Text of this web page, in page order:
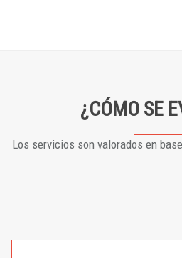
¿CÓMO SE
Los servicios son valorados en